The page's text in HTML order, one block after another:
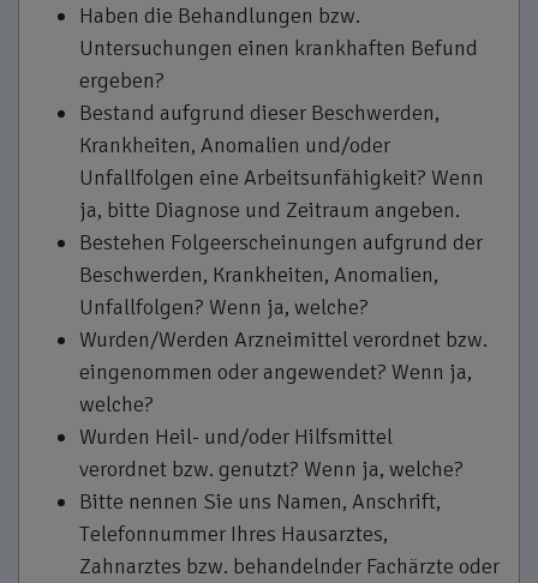
Haben die Behandlungen bzw.
Untersuchungen einen krankhaften Befund
ergeben?
Bestand aufgrund dieser Beschwerden,
Krankheiten, Anomalien und/oder
Unfallfolgen eine Arbeitsunfähigkeit? Wenn
ja, bitte Diagnose und Zeitraum angeben.
Bestehen Folgeerscheinungen aufgrund der
Beschwerden, Krankheiten, Anomalien,
Unfallfolgen? Wenn ja, welche?
Wurden/Werden Arzneimittel verordnet bzw.
eingenommen oder angewendet? Wenn ja,
welche?
Wurden Heil- und/oder Hilfsmittel
verordnet bzw. genutzt? Wenn ja, welche?
Bitte nennen Sie uns Namen, Anschrift,
Telefonnummer Ihres Hausarztes,
Zahnarztes bzw. behandelnder Fachärzte oder